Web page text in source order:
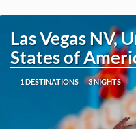
Las Vegas NV,
States of
1 DESTINATIONS 3 NIGHTS